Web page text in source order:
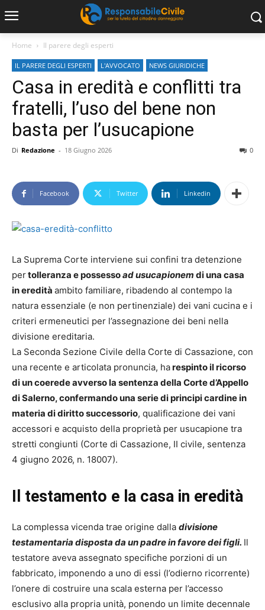
Home Il parere degli esperti
IL PARERE DEGLI ESPERTI L'AVVOCATO NEWS GIURIDICHE
Casa in eredità e conflitti tra
fratelli, l’uso del bene non
basta per l’usucapione
Di Redazione - 18 Giugno 2026 0
Facebook Twitter Linkedin
La Suprema Corte interviene sui confini tra detenzione
pertolleranza e possessoad usucapionem di una casa
in eredità ambito familiare, ribadendo al contempo la
natura essenziale (e non pertinenziale) dei vani cucina e i
criteri ermeneutici per l’assegnazione dei beni nella
divisione ereditaria.
La Seconda Sezione Civile della Corte di Cassazione, con
una recente e articolata pronuncia, harespinto il ricorso
di un coerede avverso la sentenza della Corte d’Appello
di Salerno, confermando una serie di principi cardine in
materia di diritto successorio, qualificazione dei vani
accessori e acquisto della proprietà per usucapione tra
stretti congiunti (Corte di Cassazione, II civile, sentenza
4 giugno 2026, n. 18007).
Il testamento e la casa in eredità
La complessa vicenda trae origine dalla divisione
testamentaria disposta da un padre in favore dei figli. Il
testatore aveva assegnato specifiche porzioni di un
fabbricato, imponendo a uno di essi (l’odierno ricorrente)
l’onere di costruire una scala esterna per l’accesso
esclusivo alla propria unità, ponendo un limite decennale